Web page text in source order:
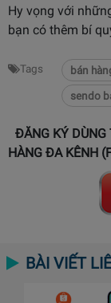
Hy vọng với
bạn có thêm bí
Tags bán
sendo
ĐĂNG KÝ DÙNG
HÀNG ĐA KÊNH
BÀI VIẾT